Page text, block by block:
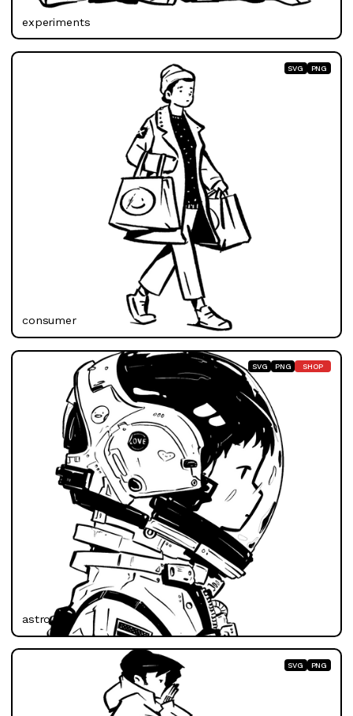
experiments
SVG PNG
consumer
SVG PNG SHOP
astro
SVG PNG